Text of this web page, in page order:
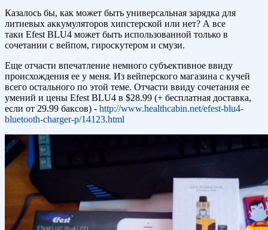
Казалось бы, как может быть универсальная зарядка для
литиевых аккумуляторов хипстерской или нет? А все
таки Efest BLU4 может быть использованной только в
сочетании с вейпом, гироскутером и смузи.
Еще отчасти впечатление немного субъективное ввиду
происхождения ее у меня. Из вейперского магазина с кучей
всего остального по этой теме. Отчасти ввиду сочетания ее
умений и цены Efest BLU4 в $28.99 (+ бесплатная доставка,
если от 29.99 баксов) - http://www.healthcabin.net/efest-blu4-
bluetooth-charger-p/14123.html